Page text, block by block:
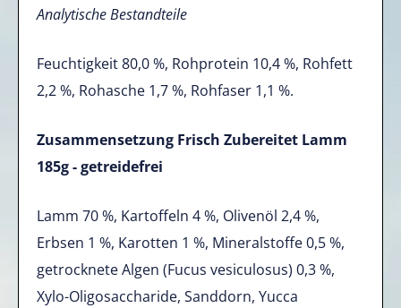
Analytische Bestandteile
Feuchtigkeit 80,0 %, Rohprotein 10,4 %, Rohfett
2,2 %, Rohasche 1,7 %, Rohfaser 1,1 %.
Zusammensetzung Frisch Zubereitet Lamm
185g - getreidefrei
Lamm 70 %, Kartoffeln 4 %, Olivenöl 2,4 %,
Erbsen 1 %, Karotten 1 %, Mineralstoffe 0,5 %,
getrocknete Algen (Fucus vesiculosus) 0,3 %,
Xylo-Oligosaccharide, Sanddorn, Yucca